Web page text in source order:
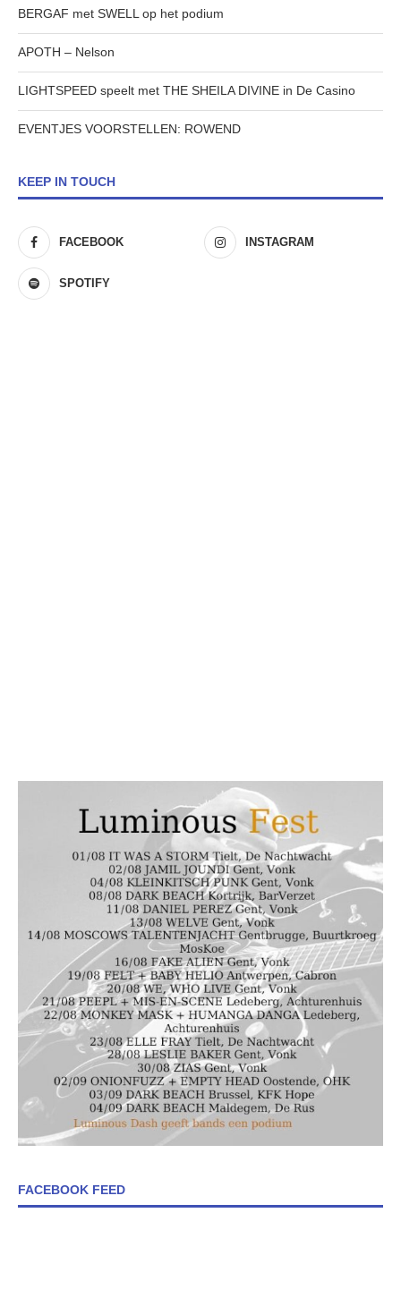
BERGAF met SWELL op het podium
APOTH – Nelson
LIGHTSPEED speelt met THE SHEILA DIVINE in De Casino
EVENTJES VOORSTELLEN: ROWEND
KEEP IN TOUCH
FACEBOOK INSTAGRAM
SPOTIFY
FACEBOOK FEED